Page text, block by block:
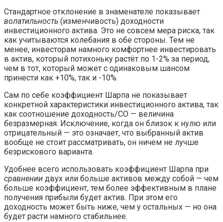
Стандартное отклонение в знаменателе показывает
волатильность (изменчивость) доходности
инвестиционного актива. Это не совсем мера риска, так
как учитываются колебания в обе стороны. Тем не
менее, инвесторам намного комфортнее инвестировать
в актив, который потихоньку растёт по 1-2% за период,
чем в тот, который может с одинаковым шансом
принести как +10%, так и -10%.
Сам по себе коэффициент Шарпа не показывает
конкретной характеристики инвестиционного актива, так
как соотношение доходность/СО — величина
безразмерная. Исключение, когда он близок к нулю или
отрицательный — это означает, что выбранный актив
вообще не стоит рассматривать, он ничем не лучше
безрискового варианта.
Удобнее всего использовать коэффициент Шарпа при
сравнении двух или больше активов между собой — чем
больше коэффициент, тем более эффективным в плане
получения прибыли будет актив. При этом его
доходность может быть ниже, чем у остальных — но она
будет расти намного стабильнее.